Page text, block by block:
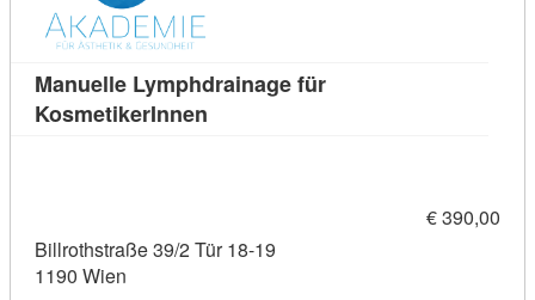
Manuelle Lymphdrainage für
KosmetikerInnen
€ 390,00
Billrothstraße 39/2 Tür 18-19
1190 Wien